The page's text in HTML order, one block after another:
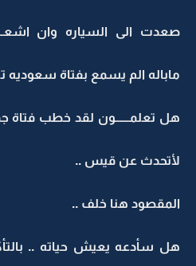
صعدت الى السياره وان
ماباله الم يسمع بفتاة
هل تعلمــــــون لقد خطب فتاة
لأتحدث عن قيس ..
المقصود هنا خلف ..
هل سأدعه يعيش حياته ..